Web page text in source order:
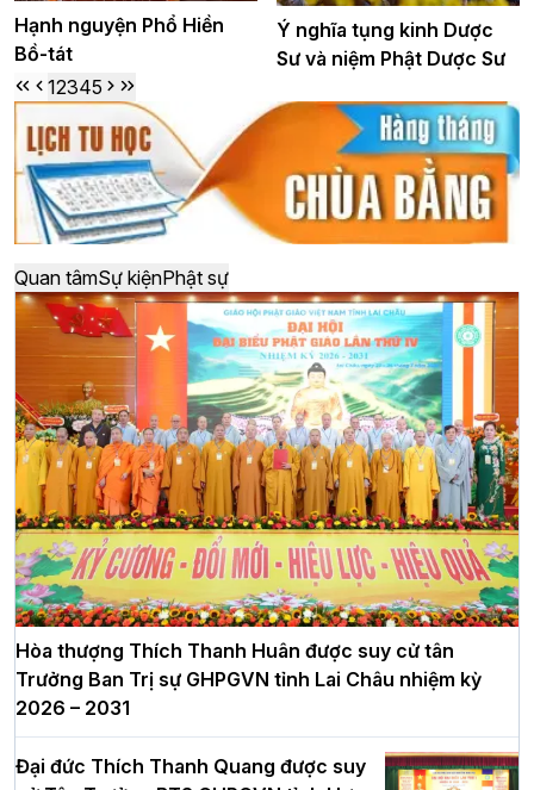
Hạnh nguyện Phổ Hiền
Bồ-tát
Ý nghĩa tụng kinh Dược
Sư và niệm Phật Dược Sư
12345
Quan tâmSự kiệnPhật sự
Hòa thượng Thích Thanh Huân được suy cử tân
Trưởng Ban Trị sự GHPGVN tỉnh Lai Châu nhiệm kỳ
2026 – 2031
Đại đức Thích Thanh Quang được suy